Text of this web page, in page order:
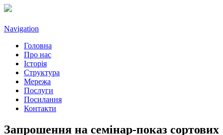
Navigation
Головна
Про нас
Історія
Структура
Мережа
Послуги
Посилання
Контакти
Запрошення на семінар-показ сортових